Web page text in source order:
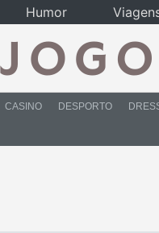
CASINO DESPORTO
Humor